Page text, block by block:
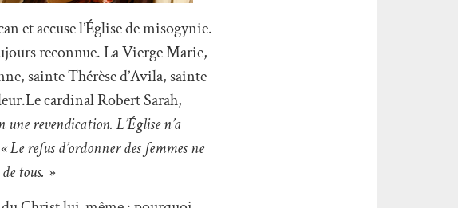
et accuse l’Église de misogynie.
reconnue. La Vierge Marie,
sainte Thérèse d’Avila, sainte
cardinal Robert Sarah,
une revendication. L’Église n’a
« Le refus d’ordonner des femmes ne
tous. »